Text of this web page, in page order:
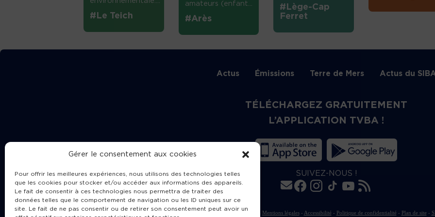
Gérer le consentement aux cookies
Pour offrir les meilleures expériences, nous utilisons des technologies telles
que les cookies pour stocker et/ou accéder aux informations des appareils.
Le fait de consentir à ces technologies nous permettra de traiter des
données telles que le comportement de navigation ou les ID uniques sur ce
site. Le fait de ne pas consentir ou de retirer son consentement peut avoir un
#Le Teich
amateurs (enfant...
#Arès
#Lège-Cap
Ferret
Actus Émissions Terre de Mers Actus du
TÉLÉCHARGEZ GRATUITEMENT
L’APPLICATION TVBA !
SUIVEZ-NOUS !
Charte de publication Mentions légales- Accessibilité- Politique de confidentialité- Plan de site-